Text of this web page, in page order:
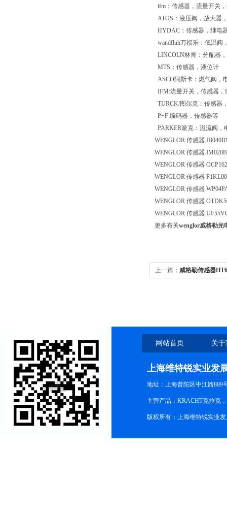
ifm：传感器，流量开关
ATOS：液压阀，放大器
HYDAC：传感器，继电
wandfluh万福乐：低温阀
LINCOLN林肯：分配器
MTS：传感器，液位计
ASCO阿斯卡：燃气阀，
IFM:流量开关，传感器，
TURCK/图尔克：传感器
P+F:编码器，传感器等
PARKER派克：溢流阀，
WENGLOR 传感器
WENGLOR 传感器
WENGLOR 传感器
WENGLOR 传感器
WENGLOR 传感器
WENGLOR 传感器
WENGLOR 传感器
更多有关wenglor威格勒光
上一篇： 威格勒传感器
网站首页 关
上海维特锐实业发
地址：上海普陀区中江路889
主营产品：KRACHT克拉克
版权所有：上海维特锐实业